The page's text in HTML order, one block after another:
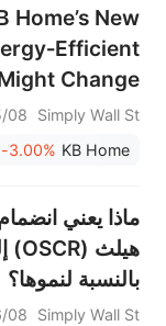
Home’s New
Change
In KB
Home (KBH)
Simply Wall St
14:30
KB Home
-3.00%
ماذا يعني
بالنسبة لنموها؟
Simply Wall St
07:30